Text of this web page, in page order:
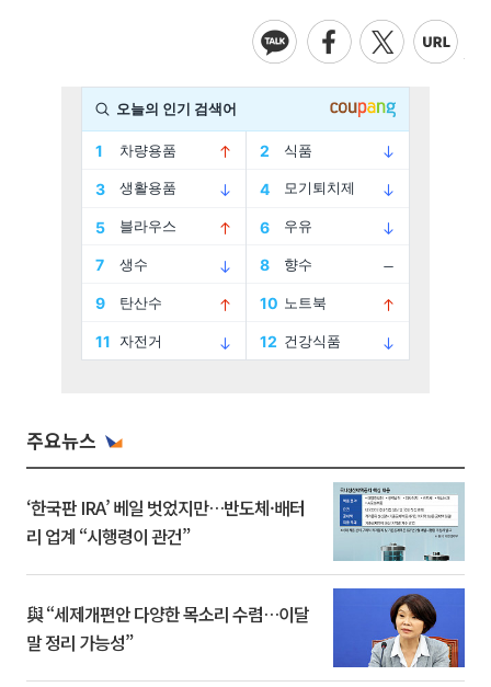
주요뉴스
‘한국판 IRA’ 베일 벗었지만…반도체·배터
리 업계 “시행령이 관건”
與 “세제개편안 다양한 목소리 수렴…이달
말 정리 가능성”